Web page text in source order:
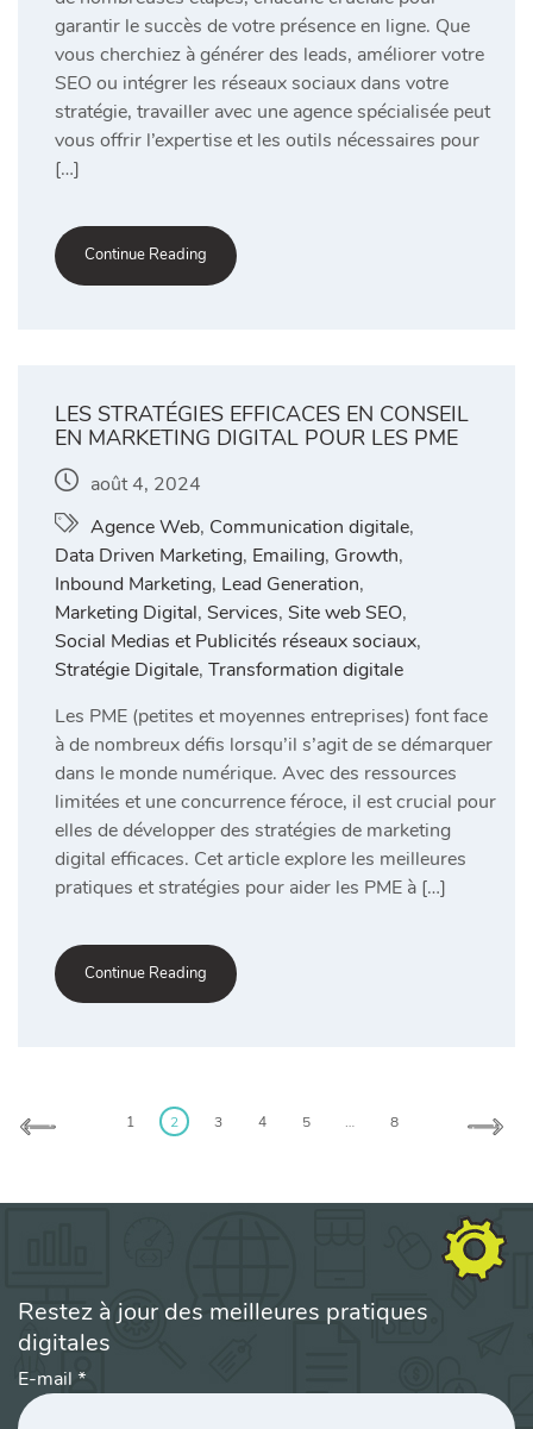
garantir le succès de votre présence en ligne. Que
vous cherchiez à générer des leads, améliorer votre
SEO ou intégrer les réseaux sociaux dans votre
stratégie, travailler avec une agence spécialisée peut
vous offrir l’expertise et les outils nécessaires pour
[…]
Continue Reading
LES STRATÉGIES EFFICACES EN CONSEIL
EN MARKETING DIGITAL POUR LES PME
août 4, 2024
Agence Web, Communication digitale,
Data Driven Marketing, Emailing, Growth,
Inbound Marketing, Lead Generation,
Marketing Digital, Services, Site web SEO,
Social Medias et Publicités réseaux sociaux,
Stratégie Digitale, Transformation digitale
Les PME (petites et moyennes entreprises) font face
à de nombreux défis lorsqu’il s’agit de se démarquer
dans le monde numérique. Avec des ressources
limitées et une concurrence féroce, il est crucial pour
elles de développer des stratégies de marketing
digital efficaces. Cet article explore les meilleures
pratiques et stratégies pour aider les PME à […]
Continue Reading
1 2 3 4 5 … 8
Restez à jour des meilleures pratiques
digitales
E-mail *